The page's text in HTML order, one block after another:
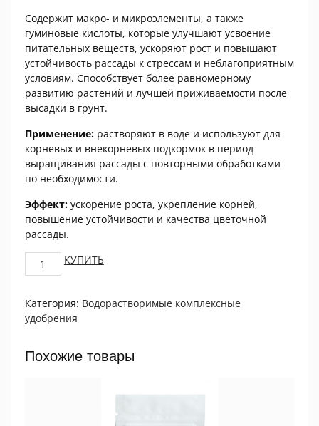
Содержит макро- и микроэлементы, а также
гуминовые кислоты, которые улучшают усвоение
питательных веществ, ускоряют рост и повышают
устойчивость рассады к стрессам и неблагоприятным
условиям. Способствует более равномерному
развитию растений и лучшей приживаемости после
высадки в грунт.
Применение: растворяют в воде и используют для
корневых и внекорневых подкормок в период
выращивания рассады с повторными обработками
по необходимости.
Эффект: ускорение роста, укрепление корней,
повышение устойчивости и качества цветочной
рассады.
ОРТОН-
РАССАДА-
20г
quantity
КУПИТЬ
Категория: Водорастворимые комплексные
удобрения
Похожие товары